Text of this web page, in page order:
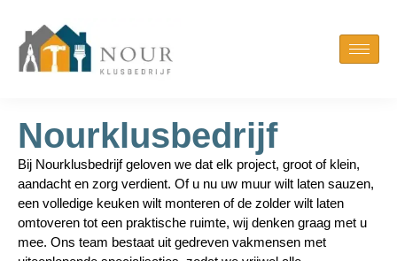
Nourklusbedrijf
Bij Nourklusbedrijf geloven we dat elk project, groot of klein,
aandacht en zorg verdient. Of u nu uw muur wilt laten sauzen,
een volledige keuken wilt monteren of de zolder wilt laten
omtoveren tot een praktische ruimte, wij denken graag met u
mee. Ons team bestaat uit gedreven vakmensen met